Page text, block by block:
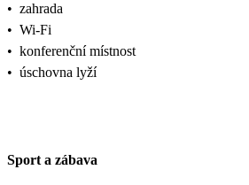
• zahrada
• Wi-Fi
• konferenční místnost
• úschovna lyží
Sport a zábava